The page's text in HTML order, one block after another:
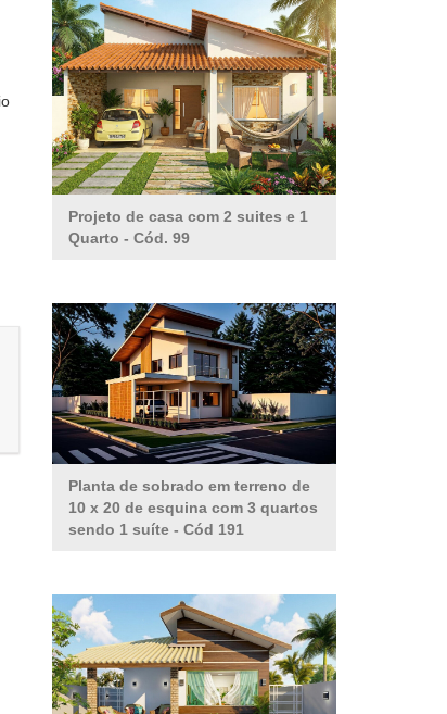
Projeto de casa com 2 suites e 1
Quarto - Cód. 99
Planta de sobrado em terreno de
10 x 20 de esquina com 3 quartos
sendo 1 suíte - Cód 191